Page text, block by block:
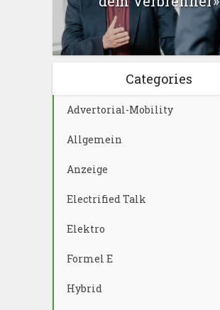
Categories
Advertorial-Mobility
Allgemein
Anzeige
Electrified Talk
Elektro
Formel E
Hybrid